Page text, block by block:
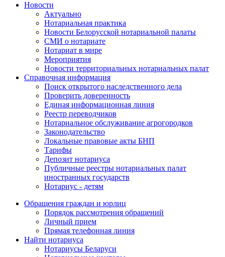
Новости
Актуально
Нотариальная практика
Новости Белорусской нотариальной палаты
СМИ о нотариате
Нотариат в мире
Мероприятия
Новости территориальных нотариальных палат
Справочная информация
Поиск открытого наследственного дела
Проверить доверенность
Единая информационная линия
Реестр переводчиков
Нотариальное обслуживание агрогородков
Законодательство
Локальные правовые акты БНП
Тарифы
Депозит нотариуса
Публичные реестры нотариальных палат
иностранных государств
Нотариус - детям
Обращения граждан и юрлиц
Порядок рассмотрения обращений
Личный прием
Прямая телефонная линия
Найти нотариуса
Нотариусы Беларуси